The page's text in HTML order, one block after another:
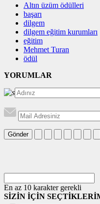
Altın üzüm ödülleri
başarı
dilgem
dilgem eğitim kurumları
eğitim
Mehmet Turan
ödül
YORUMLAR
Gönder
En az 10 karakter gerekli
SİZİN İÇİN